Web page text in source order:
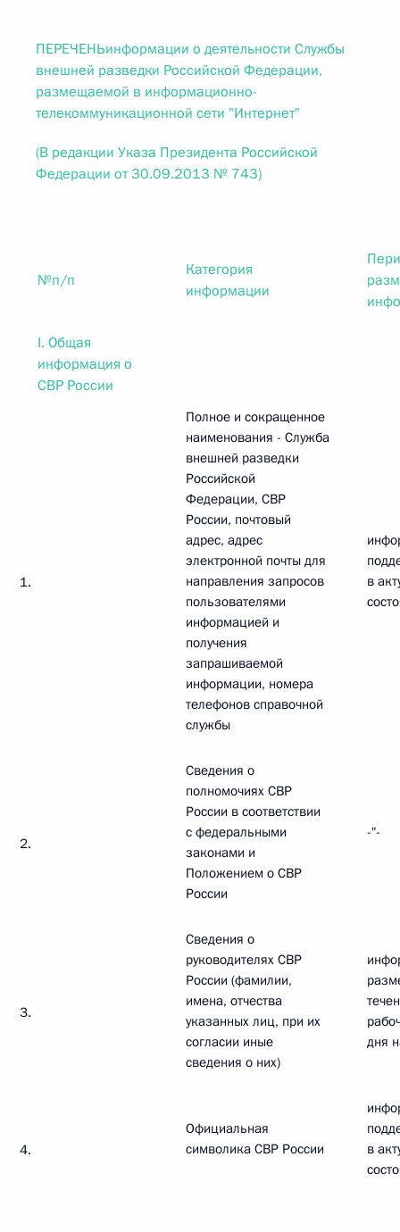
ПЕРЕЧЕНЬинформации о деятельности Службы
внешней разведки Российской Федерации,
размещаемой в информационно-
телекоммуникационной сети "Интернет"
(В редакции Указа Президента Российской
Федерации от 30.09.2013 № 743)
№п/п
Категория
информации
I. Общая
информация о
СВР России
1.
Полное и сокращенное
наименования - Служба
внешней разведки
Российской
Федерации, СВР
России, почтовый
адрес, адрес
электронной почты для
направления запросов
пользователями
информацией и
получения
запрашиваемой
информации, номера
телефонов справочной
службы
в
2.
Сведения о
полномочиях СВР
России в соответствии
с федеральными
законами и
Положением о СВР
России
-"-
3.
Сведения о
руководителях СВР
России (фамилии,
имена, отчества
указанных лиц, при их
согласии иные
сведения о них)
дня
4.
Официальная
символика СВР России
в